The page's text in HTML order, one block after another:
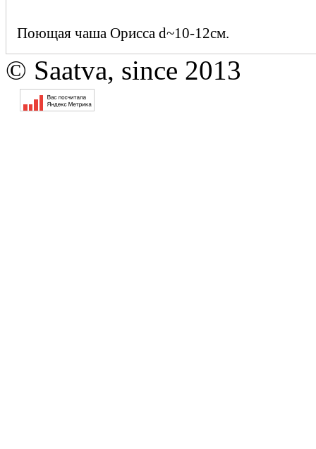
Поющая чаша Орисса d~10-12см.
© Saatva, since 2013